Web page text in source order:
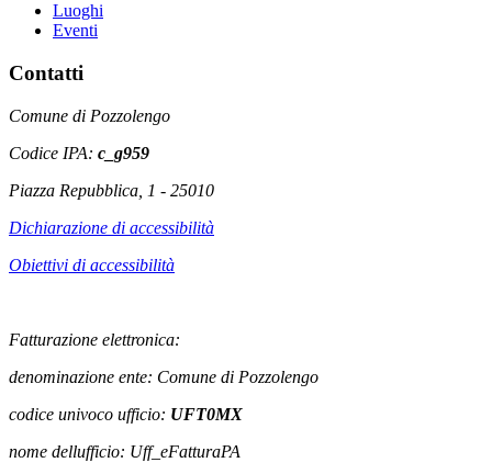
Luoghi
Eventi
Contatti
Comune di Pozzolengo
Codice IPA: c_g959
Piazza Repubblica, 1 - 25010
Dichiarazione di accessibilità
Obiettivi di accessibilità
Fatturazione elettronica:
denominazione ente: Comune di Pozzolengo
codice univoco ufficio: UFT0MX
nome dellufficio: Uff_eFatturaPA